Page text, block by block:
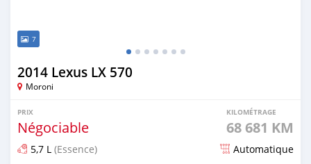
7
2014 Lexus LX 570
Moroni
PRIX
Négociable
KILOMÉTRAGE
68 681 KM
5,7 L (Essence) Automatique